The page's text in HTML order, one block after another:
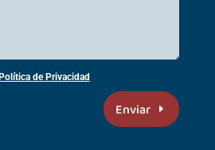
de Privacidad
Enviar